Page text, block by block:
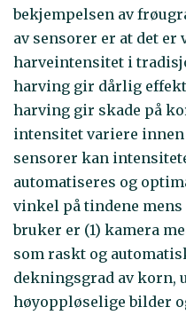
bekjempelsen av
av sensorer er at det
harveintensitet i
harving gir dårlig
harving gir skade på
intensitet variere innen
sensorer kan
automatiseres og
vinkel på tindene mens
bruker er (1) kamera
som raskt og
dekningsgrad av korn,
høyoppløselige bilder